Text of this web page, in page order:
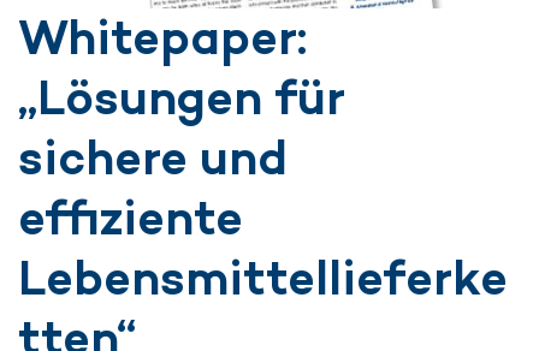
Whitepaper:
„Lösungen für
sichere und
effiziente
Lebensmittellieferke
tten“